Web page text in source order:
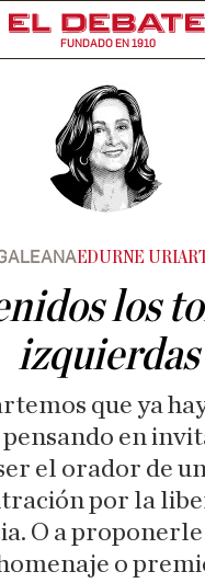
FUNDADO EN 1910
EDURNE
los
izquierdas
que ya
en
el orador de
por la
O a
o